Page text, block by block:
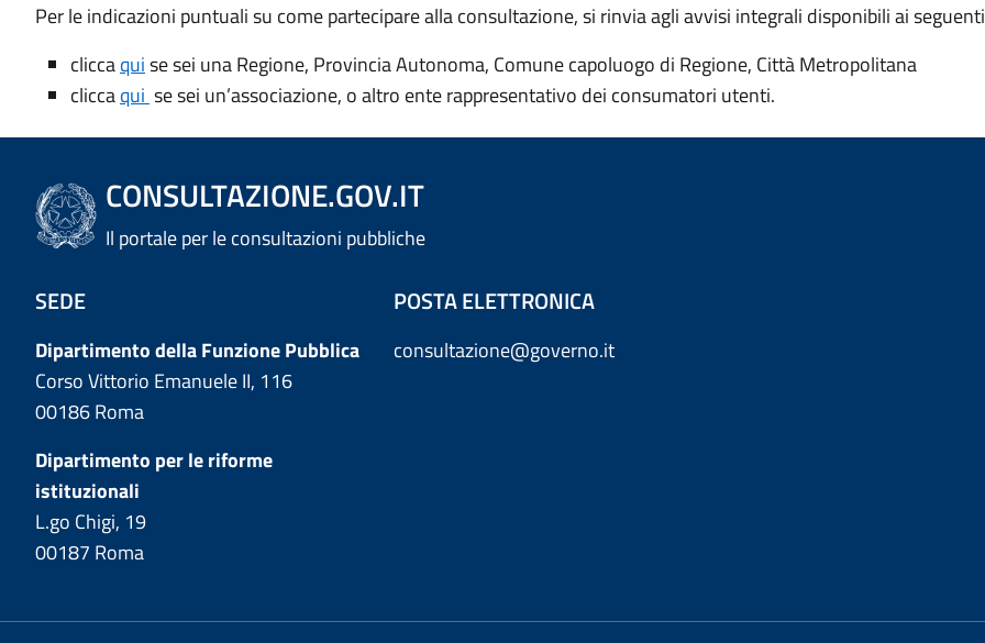
Per le indicazioni puntuali su come partecipare alla consultazione, si rinvia agli avvisi integrali disponibili ai seguenti
cliccaquise sei una Regione, Provincia Autonoma, Comune capoluogo di Regione, Città Metropolitana
cliccaqui se sei un’associazione, o altro ente rappresentativo dei consumatori utenti.
CONSULTAZIONE.GOV.IT
Il portale per le consultazioni pubbliche
SEDE
Dipartimento della Funzione Pubblica
Corso Vittorio Emanuele II, 116
00186 Roma
Dipartimento per le riforme
istituzionali
L.go Chigi, 19
00187 Roma
POSTA ELETTRONICA
consultazione@governo.it